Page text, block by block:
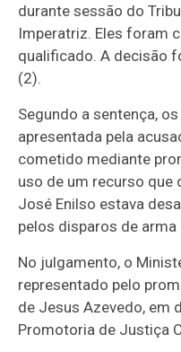
durante sessão do
Imperatriz. Eles foram
qualificado. A decisão
(2).
Segundo a sentença,
apresentada pela
cometido mediante
uso de um recurso que
José Enilso estava
pelos disparos de arma
No julgamento, o
representado pelo
de Jesus Azevedo, em
Promotoria de Justiça